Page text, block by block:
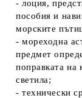
-лоция,
пособия и
морските
-мореходна
предмет
поправката на
светила;
-технически